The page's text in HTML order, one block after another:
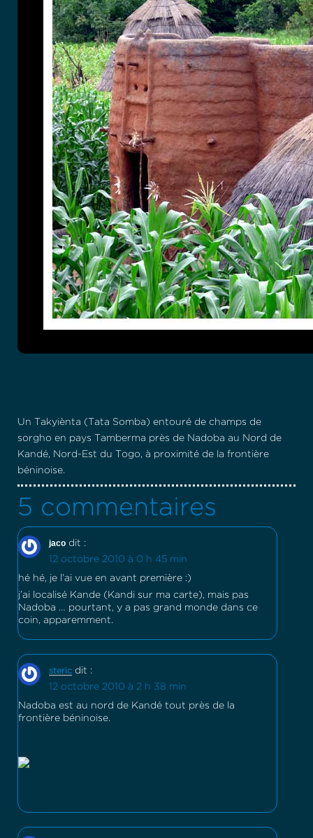
Un Takyiènta (Tata Somba) entouré de champs de
sorgho en pays Tamberma près de Nadoba au Nord de
Kandé, Nord-Est du Togo, à proximité de la frontière
béninoise.
5 commentaires
jaco dit :
12 octobre 2010 à 0 h 45 min
hé hé, je l’ai vue en avant première :)
j’ai localisé Kande (Kandi sur ma carte), mais pas
Nadoba … pourtant, y a pas grand monde dans ce
coin, apparemment.
steric dit :
12 octobre 2010 à 2 h 38 min
Nadoba est au nord de Kandé tout près de la
frontière béninoise.